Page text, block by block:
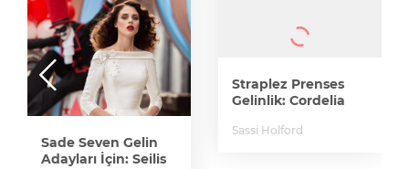
Sade Seven Gelin
Adayları İçin: Seilis
Straplez Prenses
Gelinlik: Cordelia
Sassi Holford